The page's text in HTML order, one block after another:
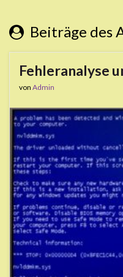
Beiträge des
Fehleranalyse
von Admin